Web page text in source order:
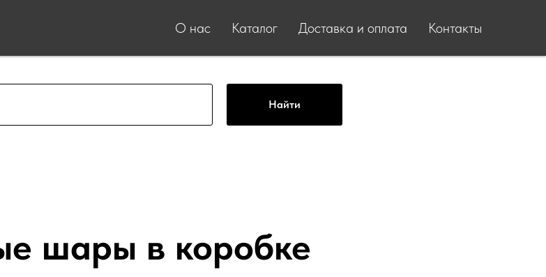
О нас Каталог Доставка и оплата Контакты
Найти
шары в коробке